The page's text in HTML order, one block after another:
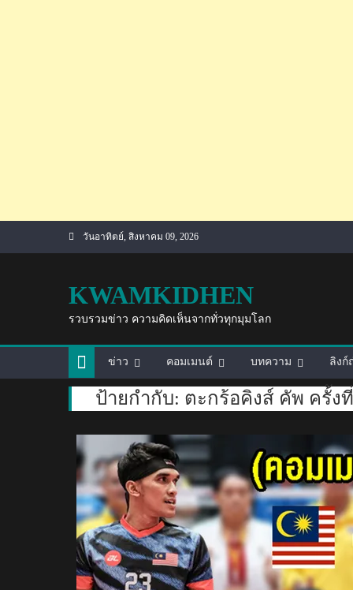
วันอาทิตย์, สิงหาคม 09, 2026
KWAMKIDHEN
รวบรวมข่าว ความคิดเห็นจากทั่วทุกมุมโลก
ข่าว คอมเมนต์ บทความ ลิงก์
ป้ายกำกับ: ตะกร้อคิงส์ คัพ ครั้ง